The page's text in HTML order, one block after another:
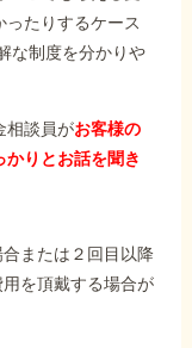
たりするケース
な制度を分かりや
相談員がお客様の
りとお話を聞き
または２回目以降
を頂戴する場合が